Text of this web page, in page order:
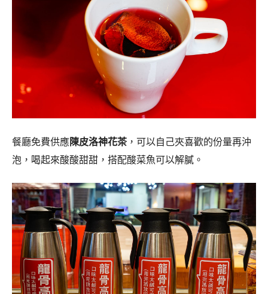
餐廳免費供應陳皮洛神花茶，可以自己夾喜歡的份量再沖
泡，喝起來酸酸甜甜，搭配酸菜魚可以解膩。